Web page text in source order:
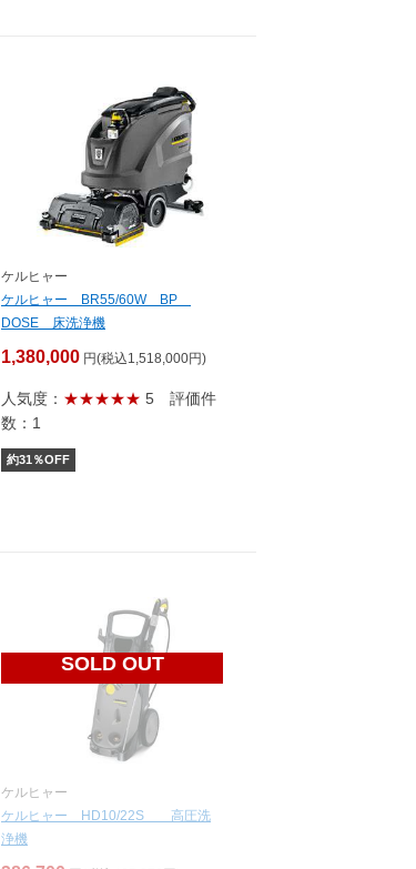
ケルヒャー
ケルヒャー BR55/60W BP
DOSE 床洗浄機
1,380,000 円(税込1,518,000円)
人気度： ★★★★★ 5 評価件
数：1
約31 ％OFF
SOLD OUT
ケルヒャー
ケルヒャー HD10/22S 高圧洗
浄機